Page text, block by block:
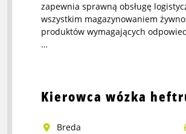
zapewnia sprawną obsługę
wszystkim magazynowaniem
produktów wymagających
…
Kierowca
Kierowca wózka
Breda